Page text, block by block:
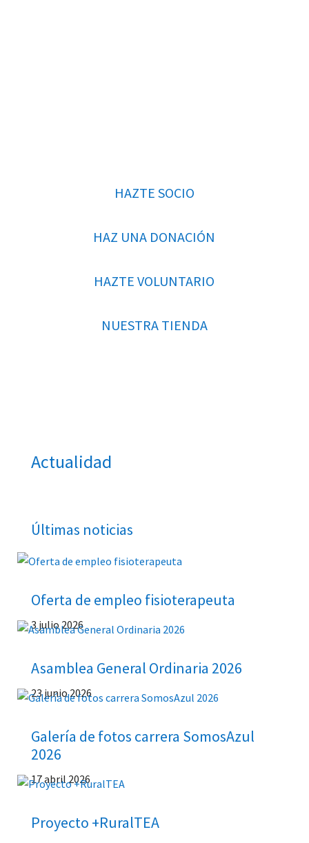
HAZTE SOCIO
HAZ UNA DONACIÓN
HAZTE VOLUNTARIO
NUESTRA TIENDA
Actualidad
Últimas noticias
Oferta de empleo fisioterapeuta
3 julio 2026
Asamblea General Ordinaria 2026
23 junio 2026
Galería de fotos carrera SomosAzul
2026
17 abril 2026
Proyecto +RuralTEA